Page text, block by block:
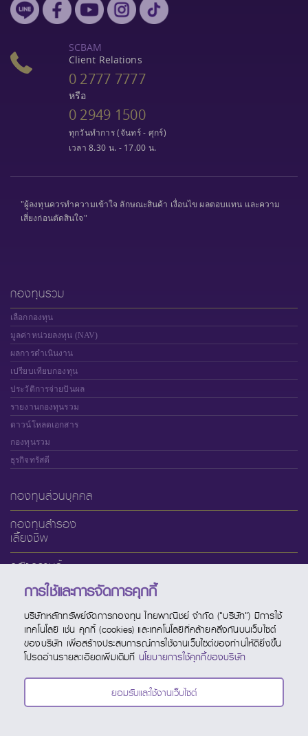
SCBAM
Client Relations
0 2777 7777
หรือ
0 2949 1500
ทุกวันทำการ (จันทร์ - ศุกร์)
เวลา 8.30 น. - 17.00 น.
"ผู้ลงทุนควรทำความเข้าใจ ลักษณะสินค้า เงื่อนไข ผลตอบแทน และความ
เสี่ยงก่อนตัดสินใจ"
กองทุนรวม
เลือกกองทุน
มูลค่าหน่วยลงทุน (NAV)
ผลการดำเนินงาน
เปรียบเทียบกองทุน
ประวัติการจ่ายปันผล
รายงานกองทุนรวม
ดาวน์โหลดเอกสาร
กองทุนรวม
ธุรกิจทรัสตี
กองทุนส่วนบุคคล
กองทุนสำรอง
เลี้ยงชีพ
คลังความรู้
เกี่ยวกับ SCBAM
บริการออนไลน์
ช่องทางบริการ
ปฏิทินกองทุน
ติดต่อ SCBAM
การใช้และการจัดการคุกกี้
บริษัทหลักทรัพย์จัดการกองทุน ไทยพาณิชย์ จำกัด ("บริษัท") มีการใช้
เทคโนโลยี เช่น คุกกี้ (cookies) และเทคโนโลยีที่คล้ายคลึงกันบนเว็บไซต์
ของบริษัท เพื่อสร้างประสบการณ์การใช้งานเว็บไซต์ของท่านให้ดียิ่งขึ้น
โปรดอ่านรายละเอียดเพิ่มเติมที่ นโยบายการใช้คุกกี้ของบริษัท
ยอมรับและใช้งานเว็บไซต์